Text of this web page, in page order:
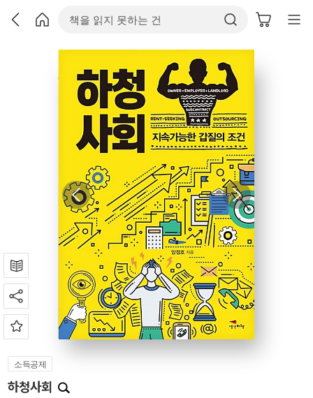
소득공제
하청사회